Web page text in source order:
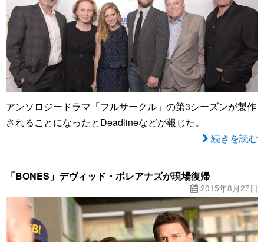
アンソロジードラマ「フルサークル」の第3シーズンが製作
されることになったとDeadlineなどが報じた。
続きを読む
「BONES」デヴィッド・ボレアナズが現場復帰
2015年8月27日